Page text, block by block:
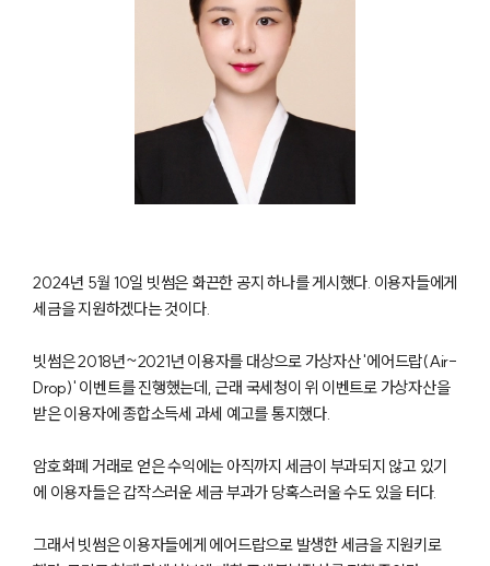
2024년 5월 10일 빗썸은 화끈한 공지 하나를 게시했다. 이용자들에게
세금을 지원하겠다는 것이다.
빗썸은 2018년~2021년 이용자를 대상으로 가상자산 '에어드랍(Air-
Drop)' 이벤트를 진행했는데, 근래 국세청이 위 이벤트로 가상자산을
받은 이용자에 종합소득세 과세 예고를 통지했다.
암호화폐 거래로 얻은 수익에는 아직까지 세금이 부과되지 않고 있기
에 이용자들은 갑작스러운 세금 부과가 당혹스러울 수도 있을 터다.
그래서 빗썸은 이용자들에게 에어드랍으로 발생한 세금을 지원키로